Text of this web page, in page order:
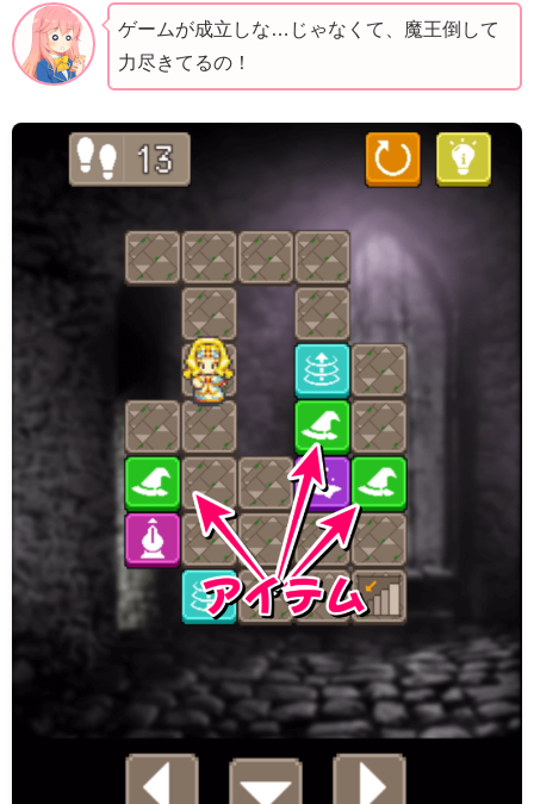
ゲームが成立しな…じゃなくて、魔王倒して
力尽きてるの！